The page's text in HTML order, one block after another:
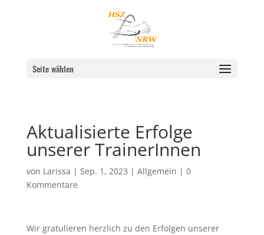
Seite wählen
Aktualisierte Erfolge
unserer TrainerInnen
von Larissa | Sep. 1, 2023 | Allgemein | 0
Kommentare
Wir gratulieren herzlich zu den Erfolgen unserer